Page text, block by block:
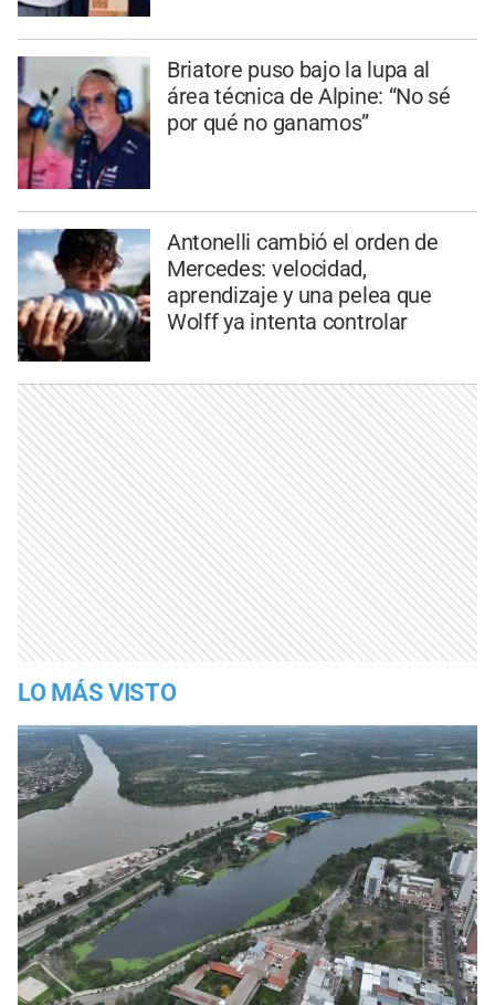
Briatore puso bajo la lupa al
área técnica de Alpine: “No sé
por qué no ganamos”
Antonelli cambió el orden de
Mercedes: velocidad,
aprendizaje y una pelea que
Wolff ya intenta controlar
LO MÁS VISTO